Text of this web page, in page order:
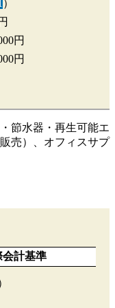
）
円
円
節水器・再生可能エ
売）、オフィスサプ
計基準